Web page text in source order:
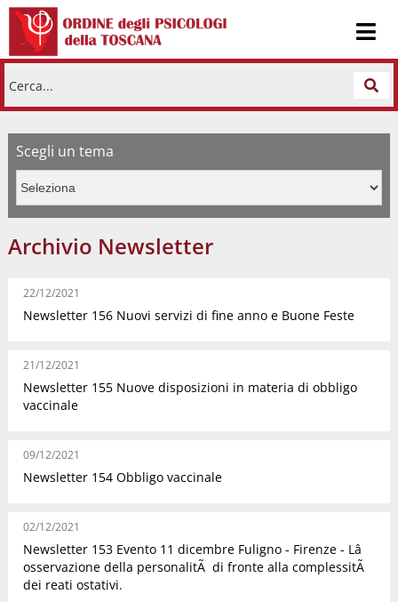
Cerca...
Scegli un tema
Archivio Newsletter
22/12/2021
Newsletter 156 Nuovi servizi di fine anno e Buone Feste
21/12/2021
Newsletter 155 Nuove disposizioni in materia di obbligo
vaccinale
09/12/2021
Newsletter 154 Obbligo vaccinale
02/12/2021
Newsletter 153 Evento 11 dicembre Fuligno - Firenze - Lâ
osservazione della personalitÃ di fronte alla complessitÃ
dei reati ostativi.